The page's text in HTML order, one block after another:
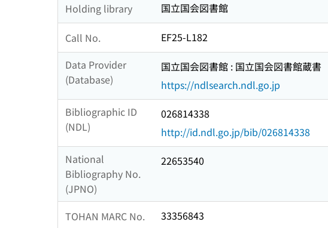
Holding library 国立国会図書館
Call No.
EF25-L182
Data Provider
(Database)
国立国会図書館 : 国立国会図書館蔵書
https://ndlsearch.ndl.go.jp
Bibliographic ID
(NDL)
026814338
http://id.ndl.go.jp/bib/026814338
National
Bibliography No.
(JPNO)
22653540
TOHAN MARC No. 33356843